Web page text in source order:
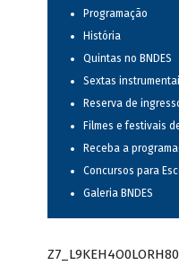
Programação
História
Quintas no BNDES
Sextas
Reserva de
Filmes e festivais
Receba a
Concursos para
Galeria BNDES